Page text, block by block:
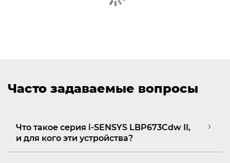
Часто задаваемые вопросы
Что такое серия i-SENSYS LBP673Cdw II,
и для кого эти устройства?